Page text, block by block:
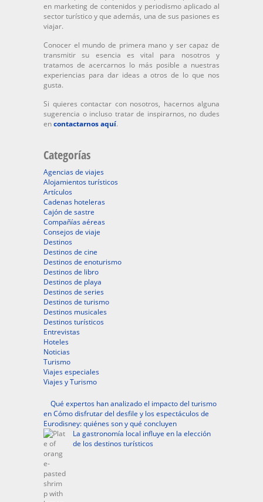
en marketing de contenidos y periodismo aplicado al
sector turístico y que además, una de sus pasiones es
viajar.
Conocer el mundo de primera mano y ser capaz de
transmitir su esencia es vital para nosotros y
tratamos de acercarnos lo más posible a nuestras
experiencias para dar ideas a otros de lo que nos
gusta.
Si quieres contactar con nosotros, hacernos alguna
sugerencia o incluso tratar de inspirarnos, no dudes
encontactarnos aquí.
Categorías
Agencias de viajes
Alojamientos turísticos
Artículos
Cadenas hoteleras
Cajón de sastre
Compañías aéreas
Consejos de viaje
Destinos
Destinos de cine
Destinos de enoturismo
Destinos de libro
Destinos de playa
Destinos de series
Destinos de turismo
Destinos musicales
Destinos turísticos
Entrevistas
Hoteles
Noticias
Turismo
Viajes especiales
Viajes y Turismo
Qué expertos han analizado el impacto del turismo
en Cómo disfrutar del desfile y los espectáculos de
Eurodisney: quiénes son y qué concluyen
La gastronomía local influye en la elección
de los destinos turísticos